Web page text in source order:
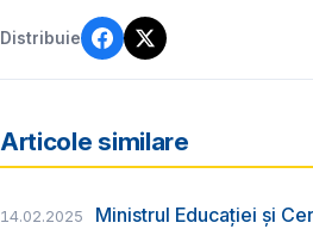
Distribuie
Articole similare
14.02.2025
Ministrul Educației și